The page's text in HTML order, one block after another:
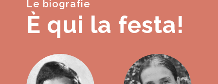
Le biografie
È qui la festa!